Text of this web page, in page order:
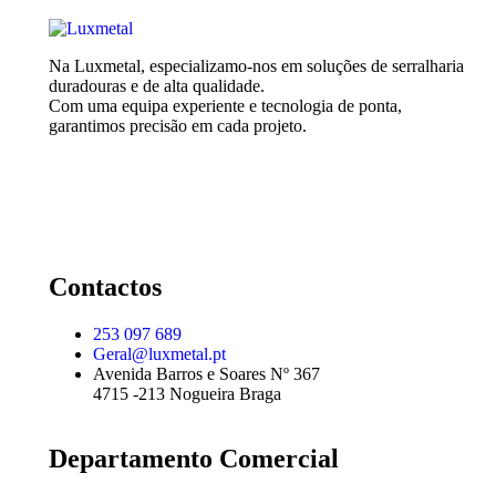
Na Luxmetal, especializamo-nos em soluções de serralharia
duradouras e de alta qualidade.
Com uma equipa experiente e tecnologia de ponta,
garantimos precisão em cada projeto.
Contactos
253 097 689
Geral@luxmetal.pt
Avenida Barros e Soares Nº 367
4715 -213 Nogueira Braga
Departamento Comercial